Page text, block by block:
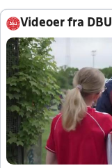
Videoer fra DBU